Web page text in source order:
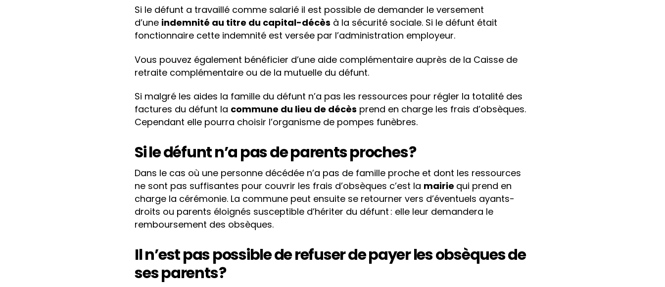
Si le défunt a travaillé comme salarié il est possible de demander le versement
d’une indemnité au titre du capital-décès à la sécurité sociale. Si le défunt était
fonctionnaire cette indemnité est versée par l’administration employeur.
Vous pouvez également bénéficier d’une aide complémentaire auprès de la Caisse de
retraite complémentaire ou de la mutuelle du défunt.
Si malgré les aides la famille du défunt n’a pas les ressources pour régler la totalité des
factures du défunt la commune du lieu de décès prend en charge les frais d’obsèques.
Cependant elle pourra choisir l’organisme de pompes funèbres.
Si le défunt n’a pas de parents proches ?
Dans le cas où une personne décédée n’a pas de famille proche et dont les ressources
ne sont pas suffisantes pour couvrir les frais d’obsèques c’est la mairie qui prend en
charge la cérémonie. La commune peut ensuite se retourner vers d’éventuels ayants-
droits ou parents éloignés susceptible d’hériter du défunt : elle leur demandera le
remboursement des obsèques.
Il n’est pas possible de refuser de payer les obsèques de
ses parents ?